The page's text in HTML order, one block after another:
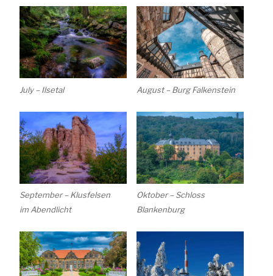
July – Ilsetal August – Burg Falkenstein
September – Klusfelsen
im Abendlicht
Oktober – Schloss
Blankenburg